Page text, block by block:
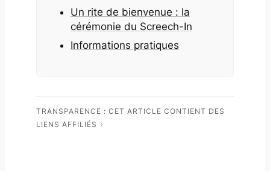
Un rite de bienvenue : la
cérémonie du Screech-In
Informations pratiques
TRANSPARENCE : CET ARTICLE CONTIENT DES
LIENS AFFILIÉS